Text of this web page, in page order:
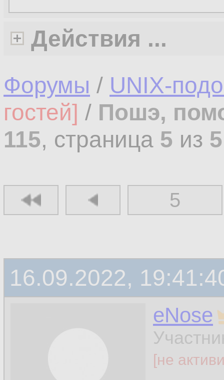
Действия ...
Форумы / UNIX-
гостей] / Пошэ,
115, страница 5 из 5
5
16.09.2022,
eNose
[не